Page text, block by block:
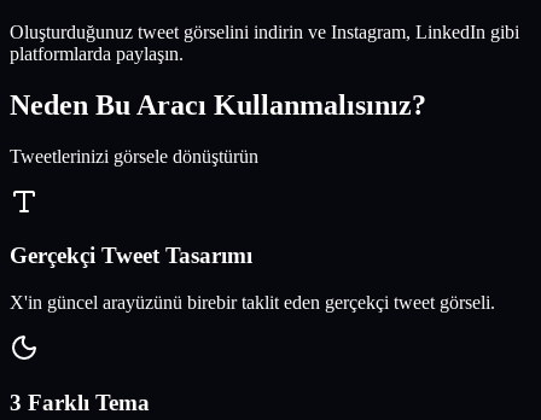
Oluşturduğunuz tweet görselini indirin ve Instagram, LinkedIn gibi
platformlarda paylaşın.
Neden Bu Aracı Kullanmalısınız?
Tweetlerinizi görsele dönüştürün
Gerçekçi Tweet Tasarımı
X'in güncel arayüzünü birebir taklit eden gerçekçi tweet görseli.
3 Farklı Tema